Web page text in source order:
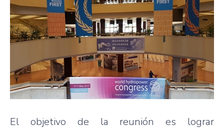
El objetivo de la reunión es lograr